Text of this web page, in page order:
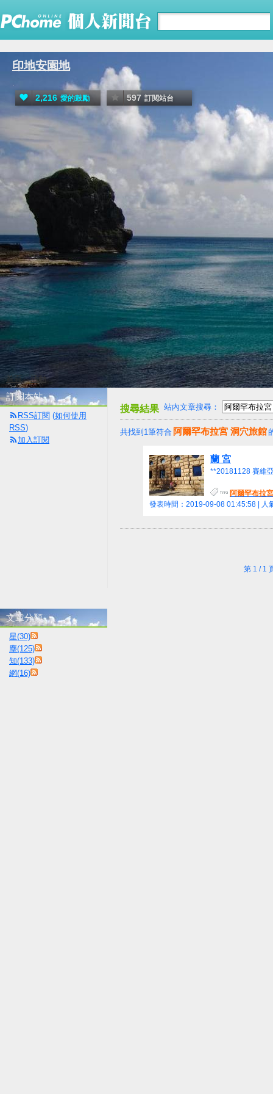
印地安園地
2,216 愛的鼓勵 597 訂閱站台
首頁 活動
搜尋結果 站內文章搜尋：
共找到1筆符合 阿爾罕布拉宮 洞穴旅館
蘭 宮
**20181128 賽維
阿爾罕布拉
發表時間：2019-09-08 01:45:58 | 人
第 1 /
訂閱本站
RSS訂閱 (如何使用
RSS)
加入訂閱
文章分類
星(30)
塵(125)
知(133)
網(16)